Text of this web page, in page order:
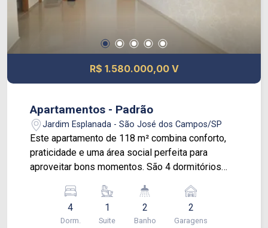
prevista: Julho de 2028 Seu novo capítulo
começa aqui. *Imagens do decorado de 85 m²
R$ 1.580.000,00 V
Apartamentos - Padrão
Jardim Esplanada - São José dos Campos/SP
Este apartamento de 118 m² combina conforto,
praticidade e uma área social perfeita para
aproveitar bons momentos. São 4 dormitórios
planejados, além de cozinha e banheiros com
móveis sob medida que facilitam o dia a dia. A
sala é ampla e integrada à sacada com
4
Dorm.
1
Suite
2
Banho
2
Garagens